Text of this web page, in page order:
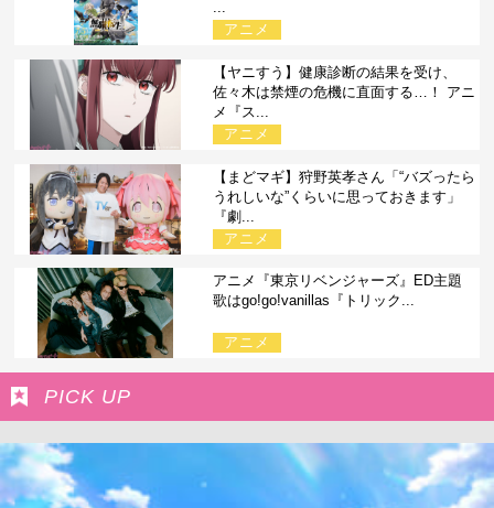
...
アニメ
【ヤニすう】健康診断の結果を受け、
佐々木は禁煙の危機に直面する…！ アニ
メ『ス...
アニメ
【まどマギ】狩野英孝さん「“バズったら
うれしいな”くらいに思っておきます」
『劇...
アニメ
アニメ『東京リベンジャーズ』ED主題
歌はgo!go!vanillas『トリック...
アニメ
PICK UP